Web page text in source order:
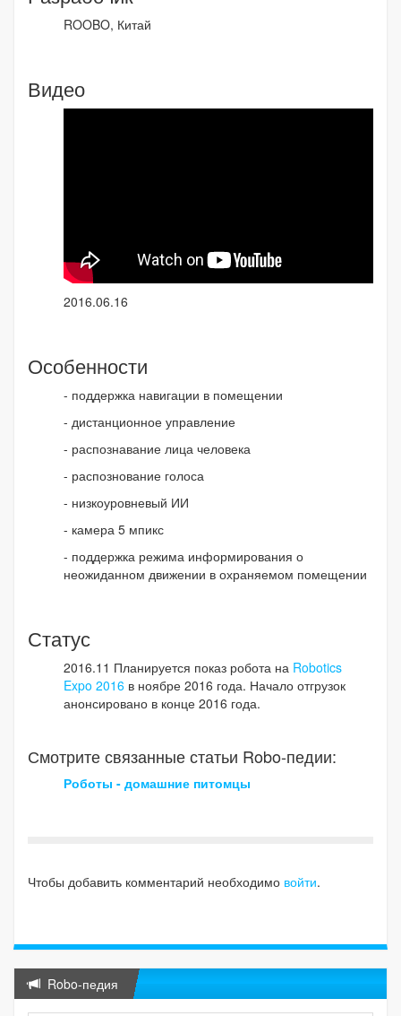
ROOBO, Китай
Видео
2016.06.16
Особенности
- поддержка навигации в помещении
- дистанционное управление
- распознавание лица человека
- распознование голоса
- низкоуровневый ИИ
- камера 5 мпикс
- поддержка режима информирования о
неожиданном движении в охраняемом помещении
Статус
2016.11 Планируется показ робота на Robotics
Expo 2016 в ноябре 2016 года. Начало отгрузок
анонсировано в конце 2016 года.
Смотрите связанные статьи Robo-педии:
Роботы - домашние питомцы
Чтобы добавить комментарий необходимо войти.
Robo-педия